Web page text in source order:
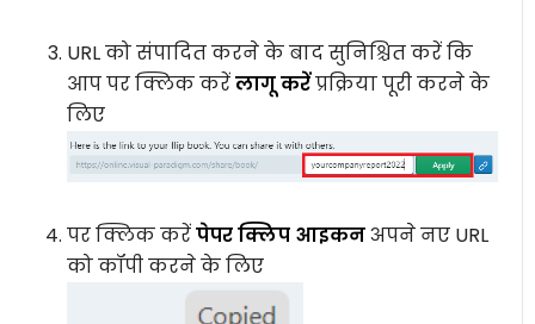
URL को संपादित करने के बाद सुनिश्चित करें कि
आप पर क्लिक करेंलागू करेंप्रक्रिया पूरी करने के
लिए
पर क्लिक करेंपेपर क्लिप आइकनअपने नए URL
को कॉपी करने के लिए